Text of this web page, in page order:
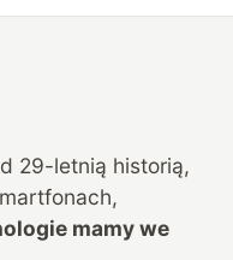
29-letnią historią,
mamy we